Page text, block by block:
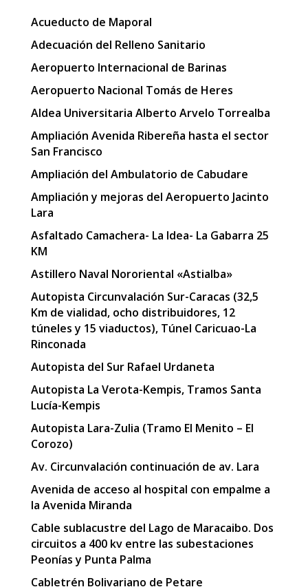
Acueducto de Maporal
Adecuación del Relleno Sanitario
Aeropuerto Internacional de Barinas
Aeropuerto Nacional Tomás de Heres
Aldea Universitaria Alberto Arvelo Torrealba
Ampliación Avenida Ribereña hasta el sector
San Francisco
Ampliación del Ambulatorio de Cabudare
Ampliación y mejoras del Aeropuerto Jacinto
Lara
Asfaltado Camachera- La Idea- La Gabarra 25
KM
Astillero Naval Nororiental «Astialba»
Autopista Circunvalación Sur-Caracas (32,5
Km de vialidad, ocho distribuidores, 12
túneles y 15 viaductos), Túnel Caricuao-La
Rinconada
Autopista del Sur Rafael Urdaneta
Autopista La Verota-Kempis, Tramos Santa
Lucía-Kempis
Autopista Lara-Zulia (Tramo El Menito – El
Corozo)
Av. Circunvalación continuación de av. Lara
Avenida de acceso al hospital con empalme a
la Avenida Miranda
Cable sublacustre del Lago de Maracaibo. Dos
circuitos a 400 kv entre las subestaciones
Peonías y Punta Palma
Cabletrén Bolivariano de Petare